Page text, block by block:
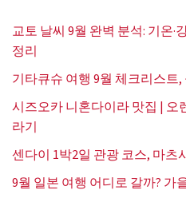
교토 날씨 9월 완벽 분석: 기온·
정리
기타큐슈 여행 9월 체크리스트
시즈오카 니혼다이라 맛집 | 오
라기
센다이 1박2일 관광 코스, 마츠
9월 일본 여행 어디로 갈까? 가